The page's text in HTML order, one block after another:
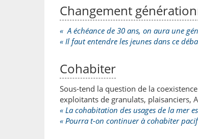
Changement
« A échéance de 30 ans, on aura une
« Il faut entendre les jeunes dans ce
Cohabiter
Sous-tend la question de la
exploitants de granulats, plaisanciers,
« La cohabitation des usages de la mer
« Pourra t-on continuer à cohabiter